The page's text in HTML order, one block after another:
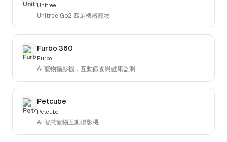
Unitree
Unitree Go2 四足機器寵物
Furbo 360
Furbo
AI 寵物攝影機，互動餵食與健康監測
Petcube
Petcube
AI 智慧寵物互動攝影機